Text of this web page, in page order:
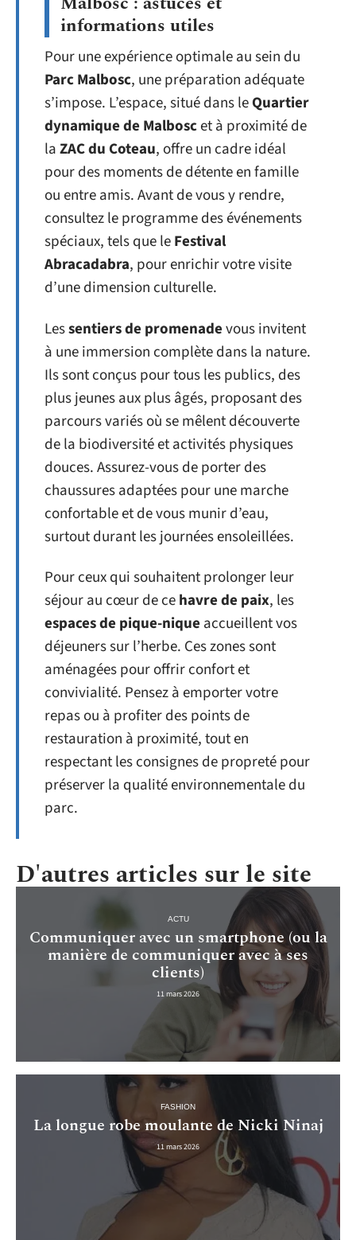
informations utiles
Pour une expérience optimale au sein du
Parc Malbosc, une préparation adéquate
s’impose. L’espace, situé dans leQuartier
dynamique de Malboscet à proximité de
laZAC du Coteau, offre un cadre idéal
pour des moments de détente en famille
ou entre amis. Avant de vous y rendre,
consultez le programme des événements
spéciaux, tels que leFestival
Abracadabra, pour enrichir votre visite
d’une dimension culturelle.
Lessentiers de promenadevous invitent
à une immersion complète dans la nature.
Ils sont conçus pour tous les publics, des
plus jeunes aux plus âgés, proposant des
parcours variés où se mêlent découverte
de la biodiversité et activités physiques
douces. Assurez-vous de porter des
chaussures adaptées pour une marche
confortable et de vous munir d’eau,
surtout durant les journées ensoleillées.
Pour ceux qui souhaitent prolonger leur
séjour au cœur de cehavre de paix, les
espaces de pique-nique accueillent vos
déjeuners sur l’herbe. Ces zones sont
aménagées pour offrir confort et
convivialité. Pensez à emporter votre
repas ou à profiter des points de
restauration à proximité, tout en
respectant les consignes de propreté pour
préserver la qualité environnementale du
parc.
D'autres articles sur le site
ACTU
Communiquer avec un smartphone (ou la
manière de communiquer avec à ses
clients)
11 mars 2026
FASHION
La longue robe moulante de Nicki Ninaj
11 mars 2026